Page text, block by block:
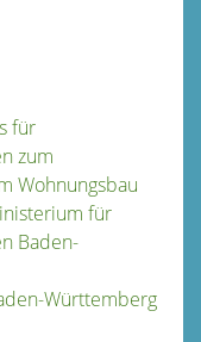
für
zum
Wohnungsbau
für
Baden-
Württemberg